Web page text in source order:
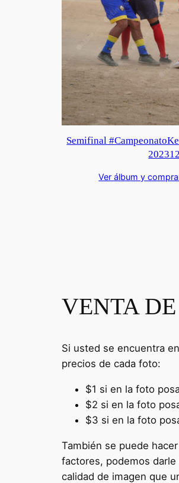
Semifinal
Ver álbum y
VENTA
Si usted se encuentra
precios de cada foto:
$1 si en la foto
$2 si en la foto
$3 si en la foto
También se puede hacer
factores, podemos
calidad de imagen que